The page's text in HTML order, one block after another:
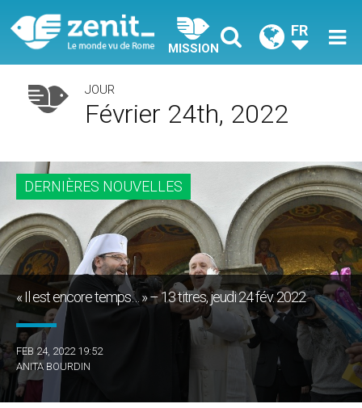
MISSION
FR
JOUR
Février 24th, 2022
DERNIÈRES NOUVELLES
« Il est encore temps… » – 13 titres, jeudi 24 fév. 2022
FEB 24, 2022 19:52
ANITA BOURDIN